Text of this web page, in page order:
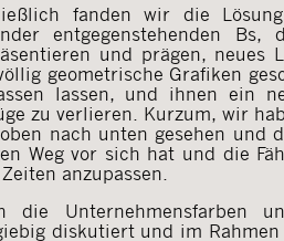
fanden wir die
entgegenstehenden
und prägen, neues
geometrische Grafiken
lassen, und ihnen ein
zu verlieren. Kurzum, wir
nach unten gesehen und
Weg vor sich hat und die
anzupassen.
die Unternehmensfarben
diskutiert und im